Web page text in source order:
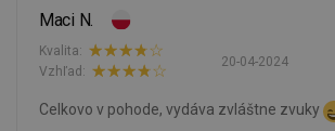
Maci N.
20-04-2024
Kvalita:
Vzhľad:
Celkovo v pohode, vydáva zvláštne zvuky